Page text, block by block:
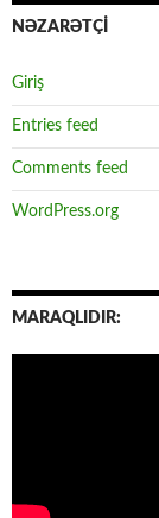
NƏZARƏTÇİ
Giriş
Entries feed
Comments feed
WordPress.org
MARAQLIDIR: